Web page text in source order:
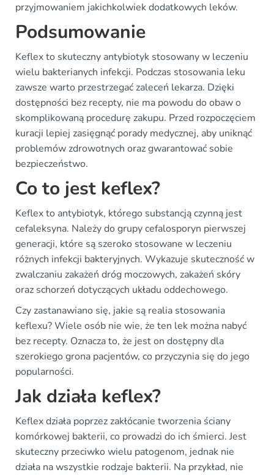
przyjmowaniem jakichkolwiek dodatkowych leków.
Podsumowanie
Keflex to skuteczny antybiotyk stosowany w leczeniu
wielu bakterianych infekcji. Podczas stosowania leku
zawsze warto przestrzegać zaleceń lekarza. Dzięki
dostępności bez recepty, nie ma powodu do obaw o
skomplikowaną procedurę zakupu. Przed rozpoczęciem
kuracji lepiej zasięgnąć porady medycznej, aby uniknąć
problemów zdrowotnych oraz gwarantować sobie
bezpieczeństwo.
Co to jest keflex?
Keflex to antybiotyk, którego substancją czynną jest
cefaleksyna. Należy do grupy cefalosporyn pierwszej
generacji, które są szeroko stosowane w leczeniu
różnych infekcji bakteryjnych. Wykazuje skuteczność w
zwalczaniu zakażeń dróg moczowych, zakażeń skóry
oraz schorzeń dotyczących układu oddechowego.
Czy zastanawiano się, jakie są realia stosowania
keflexu? Wiele osób nie wie, że ten lek można nabyć
bez recepty. Oznacza to, że jest on dostępny dla
szerokiego grona pacjentów, co przyczynia się do jego
popularności.
Jak działa keflex?
Keflex działa poprzez zakłócanie tworzenia ściany
komórkowej bakterii, co prowadzi do ich śmierci. Jest
skuteczny przeciwko wielu patogenom, jednak nie
działa na wszystkie rodzaje bakterii. Na przykład, nie